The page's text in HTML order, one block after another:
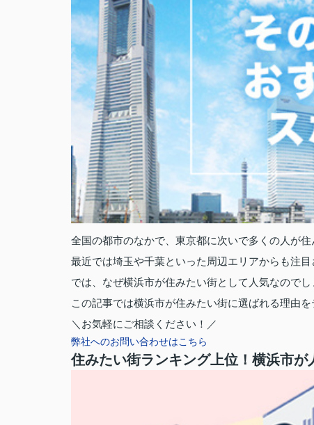
全国の都市のなかで、東京都に次いで多くの人が住
最近では埼玉や千葉といった周辺エリアからも注
では、なぜ横浜市が住みたい街として人気なのでし
この記事では横浜市が住みたい街に選ばれる理由
＼お気軽にご相談ください！／
弊社へのお問い合わせはこちら
住みたい街ランキング上位！横浜市が